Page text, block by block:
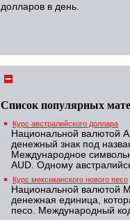
долларов в день.
Список популярных
Курс австралийского доллара
Национальной валютой
денежный знак под
Международное
AUD. Одному
Курс мексиканского нового песо
Национальной валютой
денежная единица,
песо. Международный